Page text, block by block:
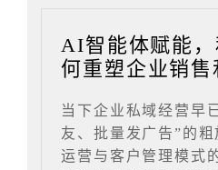
AI智能体赋能
何重塑企业销售
当下企业私域经营早
友、批量发广告”的
运营与客户管理模式